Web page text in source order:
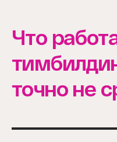
Что
точно не